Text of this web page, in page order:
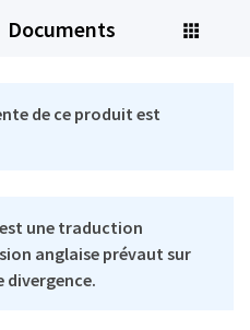
Documents
de ce produit est
une traduction
anglaise prévaut sur
divergence.